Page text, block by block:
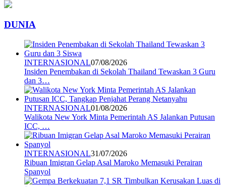
DUNIA
INTERNASIONAL07/08/2026
Insiden Penembakan di Sekolah Thailand Tewaskan 3 Guru
dan 3…
INTERNASIONAL01/08/2026
Walikota New York Minta Pemerintah AS Jalankan Putusan
ICC, …
INTERNASIONAL31/07/2026
Ribuan Imigran Gelap Asal Maroko Memasuki Perairan
Spanyol